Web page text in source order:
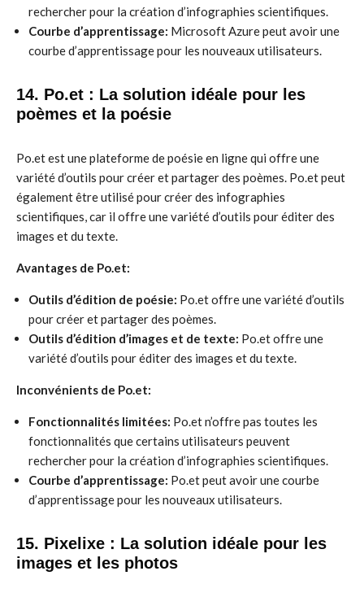
rechercher pour la création d’infographies scientifiques.
Courbe d’apprentissage: Microsoft Azure peut avoir une
courbe d’apprentissage pour les nouveaux utilisateurs.
14. Po.et : La solution idéale pour les
poèmes et la poésie
Po.et est une plateforme de poésie en ligne qui offre une
variété d’outils pour créer et partager des poèmes. Po.et peut
également être utilisé pour créer des infographies
scientifiques, car il offre une variété d’outils pour éditer des
images et du texte.
Avantages de Po.et:
Outils d’édition de poésie: Po.et offre une variété d’outils
pour créer et partager des poèmes.
Outils d’édition d’images et de texte: Po.et offre une
variété d’outils pour éditer des images et du texte.
Inconvénients de Po.et:
Fonctionnalités limitées: Po.et n’offre pas toutes les
fonctionnalités que certains utilisateurs peuvent
rechercher pour la création d’infographies scientifiques.
Courbe d’apprentissage: Po.et peut avoir une courbe
d’apprentissage pour les nouveaux utilisateurs.
15. Pixelixe : La solution idéale pour les
images et les photos